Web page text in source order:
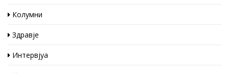
Колумни
Здравје
Интервјуа